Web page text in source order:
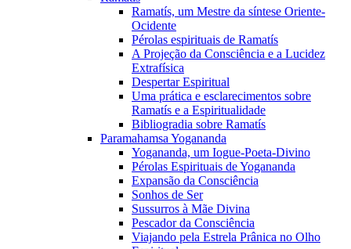
Ramatís, um Mestre da síntese Oriente-
Ocidente
Pérolas espirituais de Ramatís
A Projeção da Consciência e a Lucidez
Extrafísica
Despertar Espiritual
Uma prática e esclarecimentos sobre
Ramatís e a Espiritualidade
Bibliogradia sobre Ramatís
Paramahamsa Yogananda
Yogananda, um Iogue-Poeta-Divino
Pérolas Espirituais de Yogananda
Expansão da Consciência
Sonhos de Ser
Sussurros à Mãe Divina
Pescador da Consciência
Viajando pela Estrela Prânica no Olho